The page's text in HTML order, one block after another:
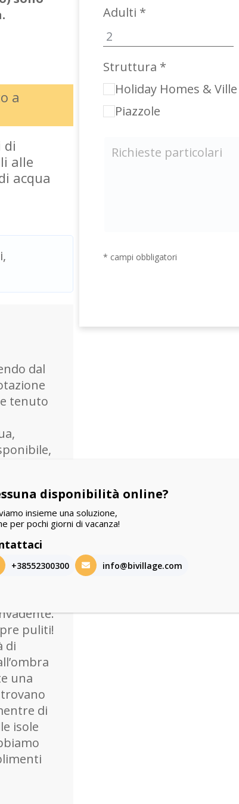
a
di
alle
acqua
dal
tenuto
di
servizi
puliti!
di
una
di
isole
Adulti *
Struttura *
Holiday Homes & Ville
Piazzole
* campi obbligatori
disponibilità online?
insieme una soluzione,
per pochi giorni di vacanza!
+38552300300 info@bivillage.com